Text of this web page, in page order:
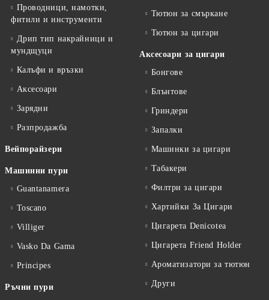
Проводници, намотки,
фитили и инструменти
Дрип тип накрайници и
мундщуци
Калъфи и връзки
Аксесоари
Зарядни
Разпродажба
Вейпорайзери
Машинни пури
Guantanamera
Toscano
Villiger
Vasko Da Gama
Principes
Ръчни пури
Тютюн за смъркане
Тютюн за цигари
Аксесоари за цигари
Бонгове
Блънтове
Гриндери
Запалки
Машинки за цигари
Табакери
Филтри за цигари
Хартийки За Цигари
Цигарета Denicotea
Цигарета Friend Holder
Ароматизатори за тютюн
Други